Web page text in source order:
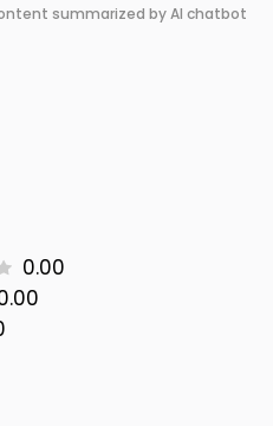
summarized by AI chatbot
0.00